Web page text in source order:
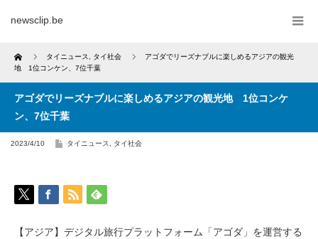
newsclip.be
Home タイニュース タイ社会
アゴダでリーズナブルに楽しめるアジアの観光
地 1位コンケン、7位千葉
アゴダでリーズナブルに楽しめるアジアの観光地 1位コンケ
ン、7位千葉
2023/4/10 タイニュース タイ社会
【アジア】デジタル旅行プラットフォーム「アゴダ」を運営する